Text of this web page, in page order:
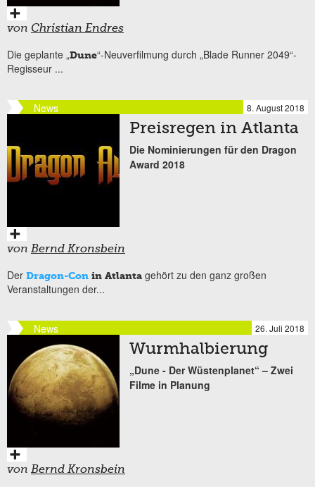
von Christian Endres
Die geplante „Dune“-Neuverfilmung durch „Blade Runner 2049“-
Regisseur ...
News 8. August 2018
Preisregen in Atlanta
Die Nominierungen für den Dragon
Award 2018
von Bernd Kronsbein
Der Dragon-Con in Atlanta gehört zu den ganz großen
Veranstaltungen der...
News 26. Juli 2018
Wurmhalbierung
„Dune - Der Wüstenplanet“ – Zwei
Filme in Planung
von Bernd Kronsbein